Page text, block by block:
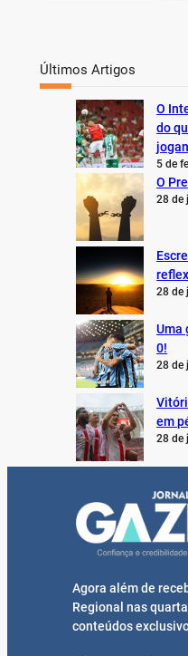
Últimos Artigos
O
do
5 de
O
28 de
28 de
Uma
0!
28 de
em
28 de
Agora além de
Regional nas
conteúdos